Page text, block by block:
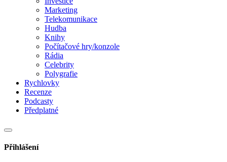
Marketing
Telekomunikace
Hudba
Knihy
Počítačové hry/konzole
Rádia
Celebrity
Polygrafie
Rychlovky
Recenze
Podcasty
Předplatné
Přihlášení